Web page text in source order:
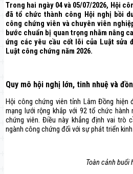
Trong hai ngày 04 và 05/07/2026, Hội
đã tổ chức thành công Hội nghị bồi
công chứng viên và chuyên viên
bước chuẩn bị quan trọng nhằm nâng
ứng các yêu cầu cốt lõi của Luật sửa
Luật công chứng năm 2026.
Quy mô hội nghị lớn, tinh nhuệ và
Hội công chứng viên tỉnh Lâm Đồng hiện
mạng lưới rộng khắp với 92 tổ chức hành
chứng viên. Điều này khẳng định vai trò
ngành công chứng đối với sự phát triển
Toàn cảnh buổi